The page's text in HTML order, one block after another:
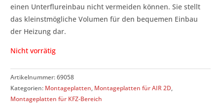
einen Unterflureinbau nicht vermeiden können. Sie stellt
das kleinstmögliche Volumen für den bequemen Einbau
der Heizung dar.
Nicht vorrätig
Artikelnummer:69058
Kategorien: Montageplatten, Montageplatten für AIR 2D,
Montageplatten für KFZ-Bereich